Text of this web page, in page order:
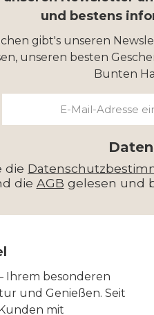
kleinste Detail
und konsequent
Schärfe
wurde.
für den
Gebrauch
geeignet.
anzusehen sind
ihres
Musters
und bestens
gibt's unseren
unseren besten
Bunten
die
die AGB gelesen und
Ihrem besonderen
und Genießen. Seit
mit